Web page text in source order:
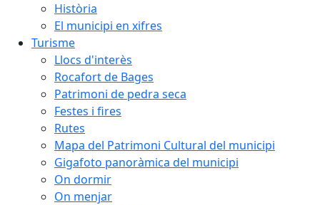
Història
El municipi en xifres
Turisme
Llocs d'interès
Rocafort de Bages
Patrimoni de pedra seca
Festes i fires
Rutes
Mapa del Patrimoni Cultural del municipi
Gigafoto panoràmica del municipi
On dormir
On menjar